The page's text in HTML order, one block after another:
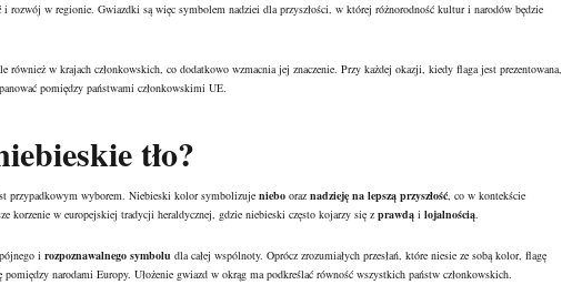
i rozwój w regionie. Gwiazdki są więc symbolem nadziei dla przyszłości, w której różnorodność kultur i narodów będzie
w krajach członkowskich, co dodatkowo wzmacnia jej znaczenie. Przy każdej okazji, kiedy flaga jest prezentowana,
pomiędzy państwami członkowskimi UE.
tło?
przypadkowym wyborem. Niebieski kolor symbolizuje niebo oraz nadzieję na lepszą przyszłość, co w kontekście
korzenie w europejskiej tradycji heraldycznej, gdzie niebieski często kojarzy się z prawdą i lojalnością.
i rozpoznawalnego symbolu dla całej wspólnoty. Oprócz zrozumiałych przesłań, które niesie ze sobą kolor, flagę
narodami Europy. Ułożenie gwiazd w okrąg ma podkreślać równość wszystkich państw członkowskich.